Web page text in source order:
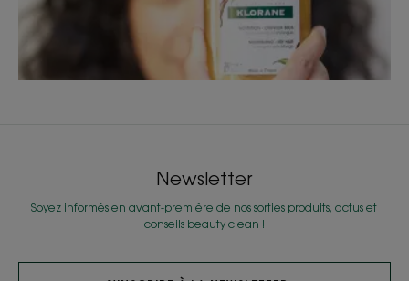
Newsletter
Soyez informés en avant-première de nos sorties produits, actus et
conseils beauty clean !